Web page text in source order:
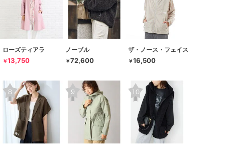
ローズティアラ
￥13,750
ノーブル
￥72,600
ザ・ノース・フェイス
￥16,500